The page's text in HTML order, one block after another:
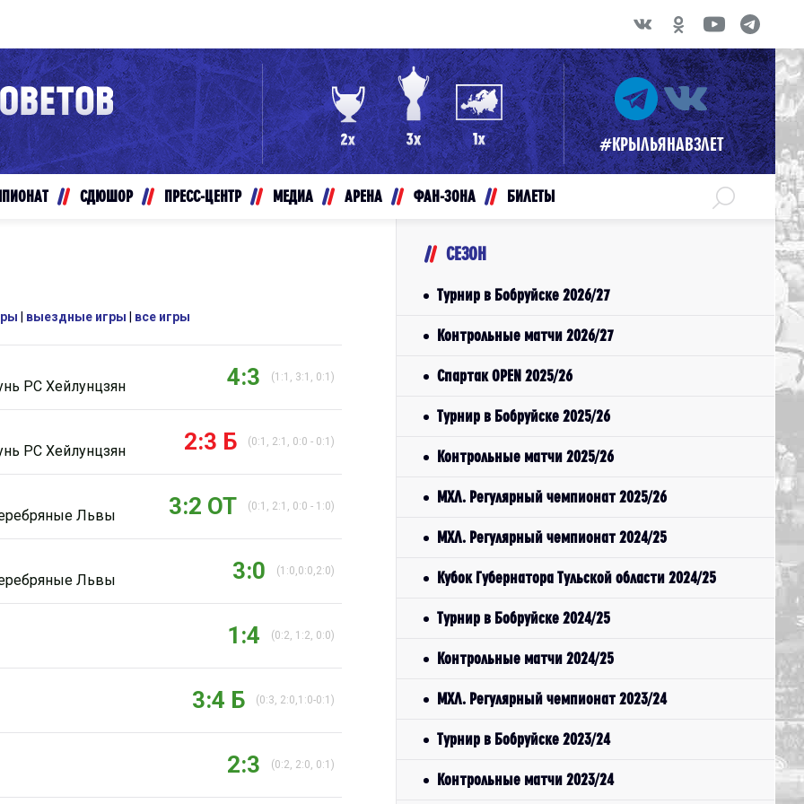
Конференция «Восток»
Дивизион Золотой
Авто
Чайка
Дивизион Серебряный
магазин
МХЛ
#КРЫЛЬЯНАВЗЛЕТ
СДЮШОР ПРЕСС-ЦЕНТР МЕДИА АРЕНА ФАН-ЗОНА БИЛЕТЫ
выездные игры все игры
РС Хейлунцзян 4:3 (1:1, 3:1, 0:1)
РС Хейлунцзян 2:3 Б (0:1, 2:1, 0:0 - 0:1)
Львы 3:2 ОТ (0:1, 2:1, 0:0 - 1:0)
Львы 3:0 (1:0,0:0,2:0)
1:4 (0:2, 1:2, 0:0)
3:4 Б (0:3, 2:0,1:0-0:1)
2:3 (0:2, 2:0, 0:1)
СЕЗОН
Турнир в Бобруйске 2026/27
Контрольные матчи 2026/27
Спартак OPEN 2025/26
Турнир в Бобруйске 2025/26
Контрольные матчи 2025/26
МХЛ. Регулярный чемпионат 2025/26
МХЛ. Регулярный чемпионат 2024/25
Кубок Губернатора Тульской области 2024/25
Турнир в Бобруйске 2024/25
Контрольные матчи 2024/25
МХЛ. Регулярный чемпионат 2023/24
Турнир в Бобруйске 2023/24
Контрольные матчи 2023/24